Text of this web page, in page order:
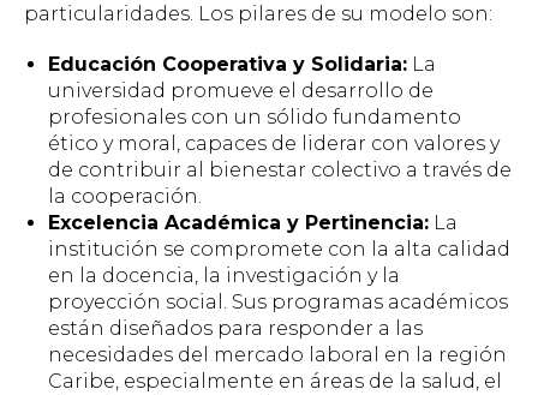
particularidades. Los pilares de su modelo son:
Educación Cooperativa y Solidaria: La
universidad promueve el desarrollo de
profesionales con un sólido fundamento
ético y moral, capaces de liderar con valores y
de contribuir al bienestar colectivo a través de
la cooperación.
Excelencia Académica y Pertinencia: La
institución se compromete con la alta calidad
en la docencia, la investigación y la
proyección social. Sus programas académicos
están diseñados para responder a las
necesidades del mercado laboral en la región
Caribe, especialmente en áreas de la salud, el